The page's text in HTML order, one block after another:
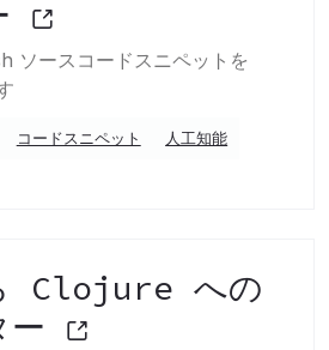
ソースコードスニペットを
コードスニペット
人工知能
Clojure への
ー